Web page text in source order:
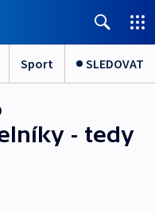
Sport SLEDOVAT
- tedy